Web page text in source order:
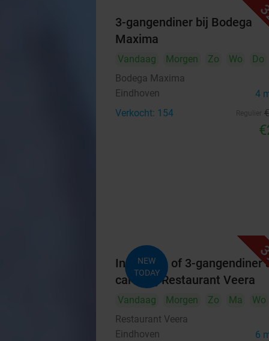
3-gangendiner bij Bodega
Maxima
Vandaag Morgen Zo Wo
Do
Bodega Maxima
Eindhoven 4
Verkocht: 154
NEW
TODAY
Indiaas 2- of 3-gangendiner
carte bij Restaurant Veera
Vandaag Morgen Zo Ma Wo
Restaurant Veera
Eindhoven 6